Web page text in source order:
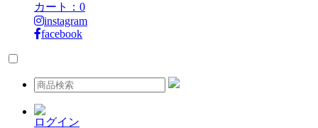
カート： 0
instagram
facebook
ログイン